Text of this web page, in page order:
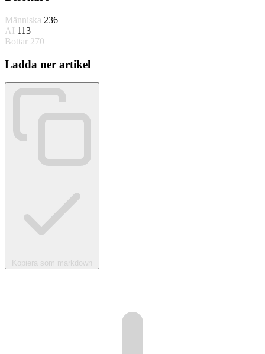
Människa 236
AI 113
Bottar 270
Ladda ner artikel
Kopiera som markdown